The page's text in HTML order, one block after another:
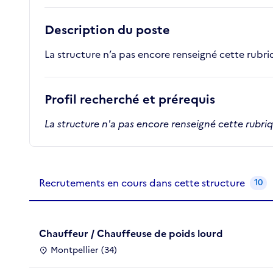
Description du poste
La structure n’a pas encore renseigné cette
Profil recherché et prérequis
La structure n'a pas encore renseigné cette
Recrutements de la structure
Recrutements en cours dans cette structure 10
Chauffeur / Chauffeuse de poids lourd
Montpellier (34)